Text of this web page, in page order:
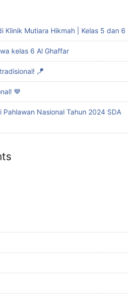
Klinik Mutiara Hikmah | Kelas 5 dan 6
kelas 6 Al Ghaffar
🪁
💙
Pahlawan Nasional Tahun 2024 SDA